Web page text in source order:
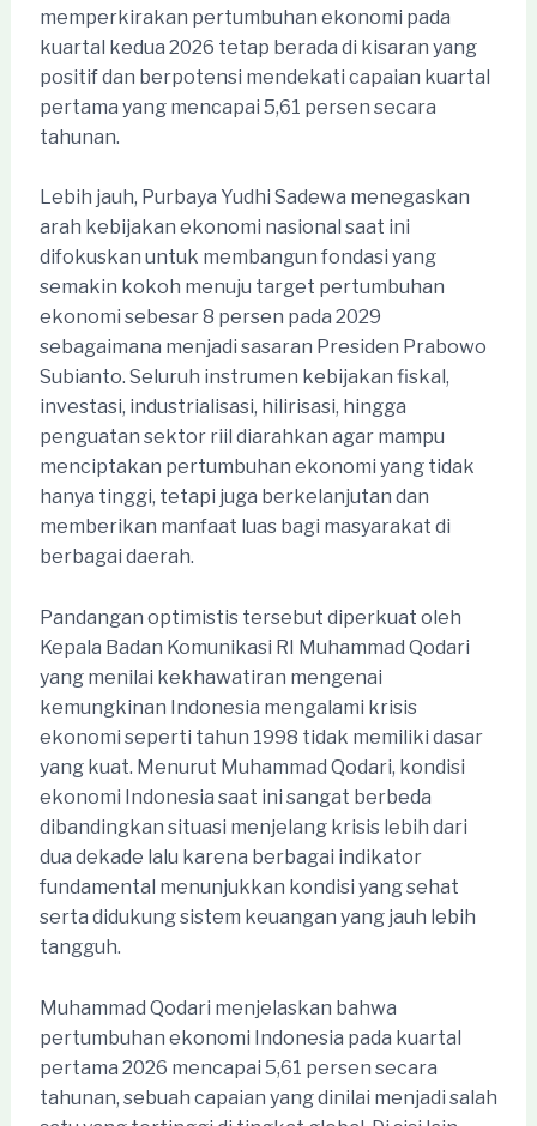
memperkirakan pertumbuhan ekonomi pada
kuartal kedua 2026 tetap berada di kisaran yang
positif dan berpotensi mendekati capaian kuartal
pertama yang mencapai 5,61 persen secara
tahunan.
Lebih jauh, Purbaya Yudhi Sadewa menegaskan
arah kebijakan ekonomi nasional saat ini
difokuskan untuk membangun fondasi yang
semakin kokoh menuju target pertumbuhan
ekonomi sebesar 8 persen pada 2029
sebagaimana menjadi sasaran Presiden Prabowo
Subianto. Seluruh instrumen kebijakan fiskal,
investasi, industrialisasi, hilirisasi, hingga
penguatan sektor riil diarahkan agar mampu
menciptakan pertumbuhan ekonomi yang tidak
hanya tinggi, tetapi juga berkelanjutan dan
memberikan manfaat luas bagi masyarakat di
berbagai daerah.
Pandangan optimistis tersebut diperkuat oleh
Kepala Badan Komunikasi RI Muhammad Qodari
yang menilai kekhawatiran mengenai
kemungkinan Indonesia mengalami krisis
ekonomi seperti tahun 1998 tidak memiliki dasar
yang kuat. Menurut Muhammad Qodari, kondisi
ekonomi Indonesia saat ini sangat berbeda
dibandingkan situasi menjelang krisis lebih dari
dua dekade lalu karena berbagai indikator
fundamental menunjukkan kondisi yang sehat
serta didukung sistem keuangan yang jauh lebih
tangguh.
Muhammad Qodari menjelaskan bahwa
pertumbuhan ekonomi Indonesia pada kuartal
pertama 2026 mencapai 5,61 persen secara
tahunan, sebuah capaian yang dinilai menjadi salah